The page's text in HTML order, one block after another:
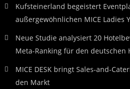
Kufsteinerland begeistert
außergewöhnlichen MICE Ladies
Neue Studie analysiert 20
Meta-Ranking für den deutschen
MICE DESK bringt Sales-and-
den Markt